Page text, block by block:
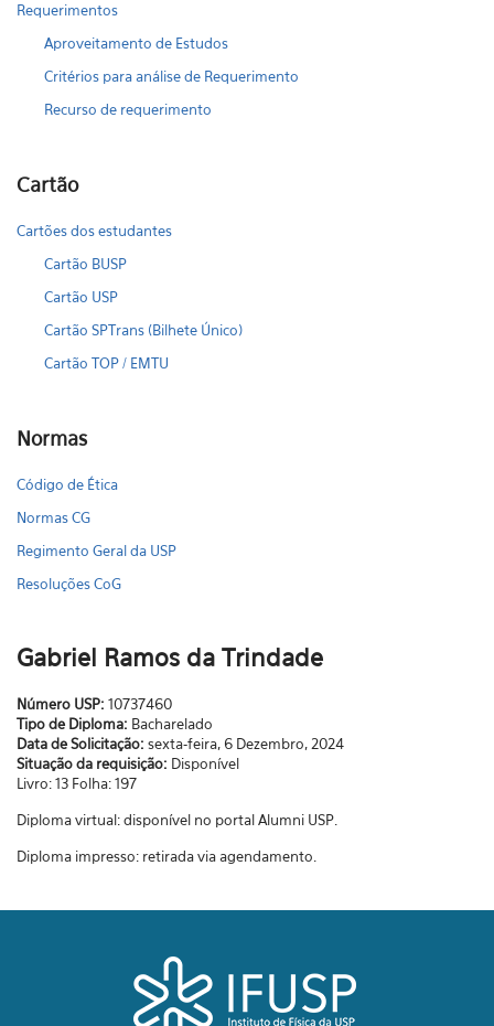
Requerimentos
Aproveitamento de Estudos
Critérios para análise de Requerimento
Recurso de requerimento
Cartão
Cartões dos estudantes
Cartão BUSP
Cartão USP
Cartão SPTrans (Bilhete Único)
Cartão TOP / EMTU
Normas
Código de Ética
Normas CG
Regimento Geral da USP
Resoluções CoG
Gabriel Ramos da Trindade
Número USP: 10737460
Tipo de Diploma: Bacharelado
Data de Solicitação: sexta-feira, 6 Dezembro, 2024
Situação da requisição: Disponível
Livro: 13 Folha: 197
Diploma virtual: disponível no portal Alumni USP.
Diploma impresso: retirada via agendamento.